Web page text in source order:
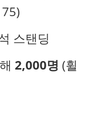
스탠딩
2,000명 (휠